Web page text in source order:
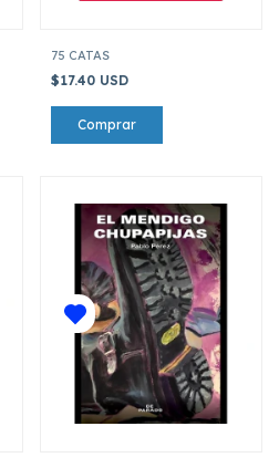
75 CATAS
$17.40 USD